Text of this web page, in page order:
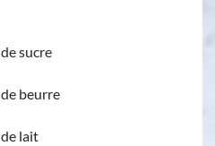
de sucre
de beurre
de lait